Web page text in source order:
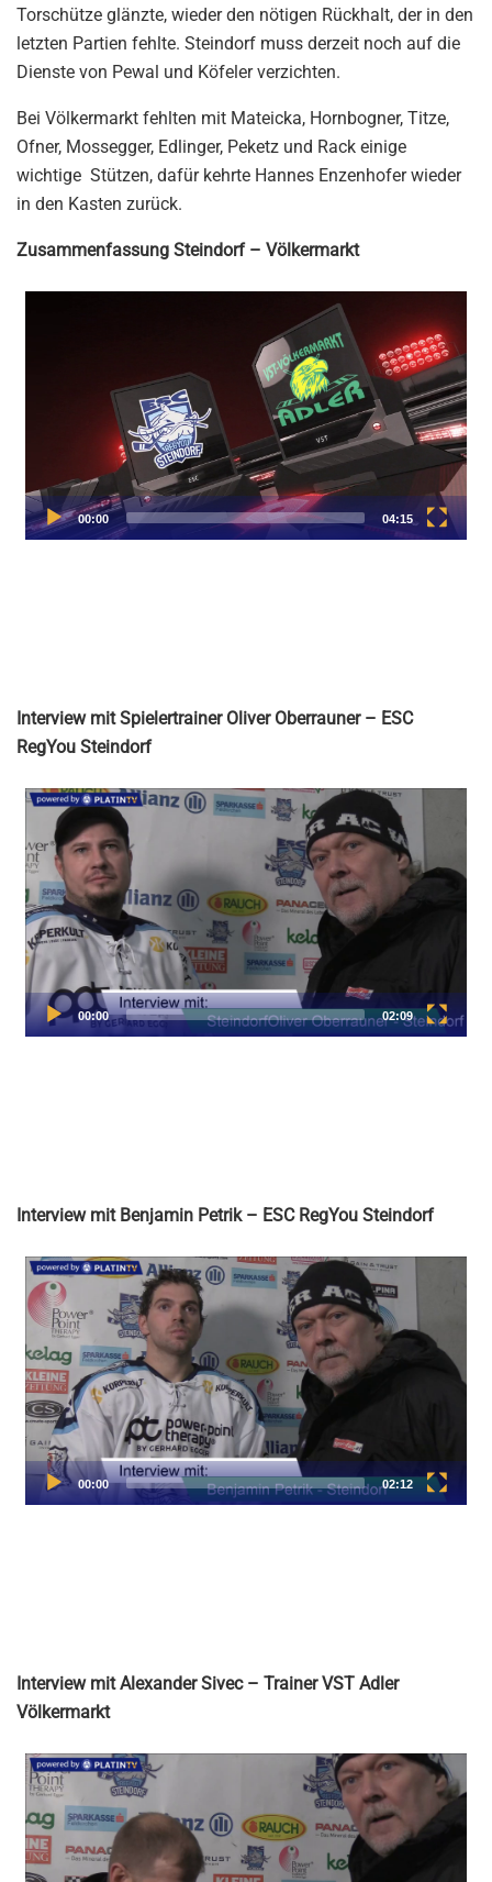
Torschütze glänzte, wieder den nötigen Rückhalt, der in den
letzten Partien fehlte. Steindorf muss derzeit noch auf die
Dienste von Pewal und Köfeler verzichten.
Bei Völkermarkt fehlten mit Mateicka, Hornbogner, Titze,
Ofner, Mossegger, Edlinger, Peketz und Rack einige
wichtige Stützen, dafür kehrte Hannes Enzenhofer wieder
in den Kasten zurück.
Zusammenfassung Steindorf – Völkermarkt
Interview mit Spielertrainer Oliver Oberrauner – ESC
RegYou Steindorf
Interview mit Benjamin Petrik – ESC RegYou Steindorf
Interview mit Alexander Sivec – Trainer VST Adler
Völkermarkt